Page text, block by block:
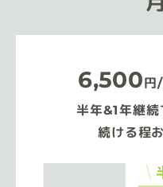
6,500円
半年&1年継続
続ける程